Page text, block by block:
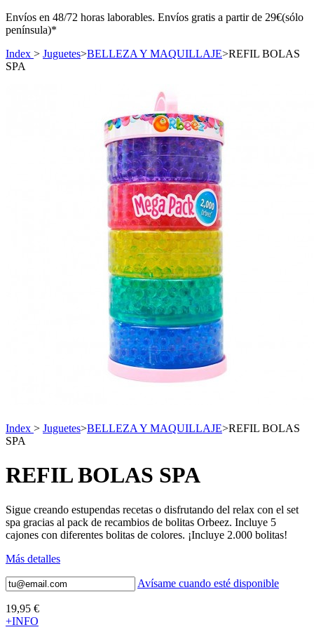
Envíos en 48/72 horas laborables. Envíos gratis a partir de 29€(sólo
península)*
Index > Juguetes>BELLEZA Y MAQUILLAJE>REFIL BOLAS
SPA
Index > Juguetes>BELLEZA Y MAQUILLAJE>REFIL BOLAS
SPA
REFIL BOLAS SPA
Sigue creando estupendas recetas o disfrutando del relax con el set
spa gracias al pack de recambios de bolitas Orbeez. Incluye 5
cajones con diferentes bolitas de colores. ¡Incluye 2.000 bolitas!
Más detalles
Avísame cuando esté disponible
19,95 €
+INFO